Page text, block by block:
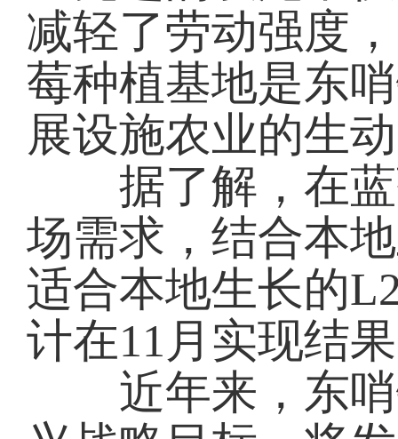
减轻了劳动强度
莓种植基地是东
展设施农业的生
据了解，在蓝
场需求，结合本
适合本地生长的
计在11月实现结
近年来，东哨